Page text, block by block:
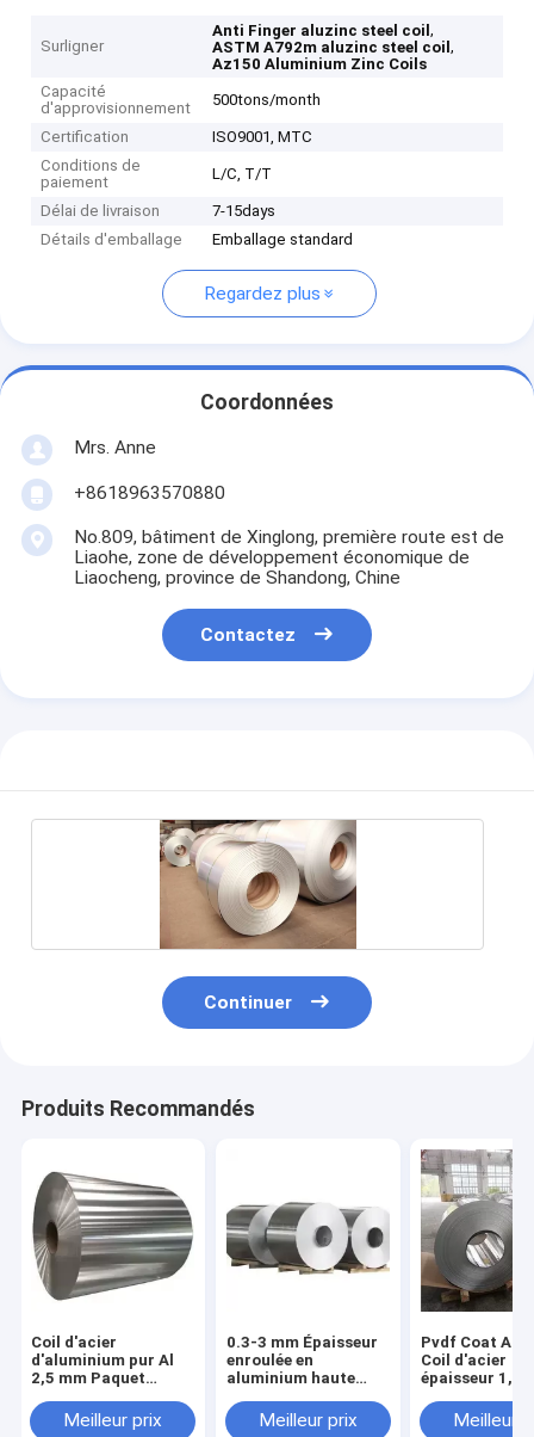
Surligner
Anti Finger aluzinc steel coil,
ASTM A792m aluzinc steel coil,
Az150 Aluminium Zinc Coils
Capacité
d'approvisionnement
500tons/month
Certification
ISO9001, MTC
Conditions de
paiement
L/C, T/T
Délai de livraison
7-15days
Détails d'emballage
Emballage standard
Regardez plus
Coordonnées
Mrs. Anne
+8618963570880
No.809, bâtiment de Xinglong, première route est de
Liaohe, zone de développement économique de
Liaocheng, province de Shandong, Chine
Contactez
Continuer
Produits Recommandés
Coil d'acier
d'aluminium pur Al
2,5 mm Paquet
standard revêtu de
SMP
Meilleur prix
0.3-3 mm Épaisseur
enroulée en
aluminium haute
Meilleur prix
Pvdf Coat
Coil d'acier
épaisseur 1,5
Meilleur